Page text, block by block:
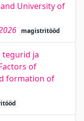
University of
magistritööd
tegurid ja
of
formation of